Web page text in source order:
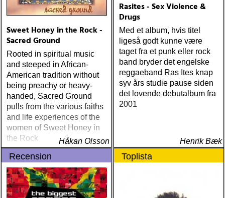
Sweet Honey in the Rock -
Sacred Ground
Rooted in spiritual music
and steeped in African-
American tradition without
being preachy or heavy-
handed, Sacred Ground
pulls from the various faiths
and life experiences of the
women of Sweet Honey in
the Rock
Håkan Olsson
Rasites - Sex Violence &
Drugs
Med et album, hvis titel
ligeså godt kunne være
taget fra et punk eller rock
band bryder det engelske
reggaeband Ras Ites knap
syv års studie pause siden
det lovende debutalbum fra
2001
Henrik Bæk
Recension Toplista